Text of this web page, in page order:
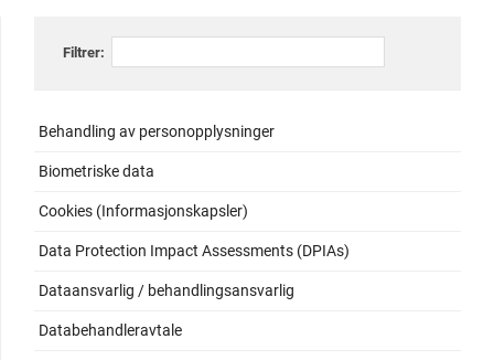
Filtrer:
Behandling av personopplysninger
Biometriske data
Cookies (Informasjonskapsler)
Data Protection Impact Assessments (DPIAs)
Dataansvarlig / behandlingsansvarlig
Databehandleravtale